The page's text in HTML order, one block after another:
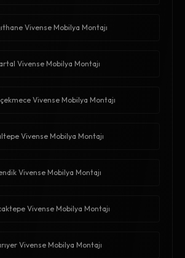
Vivense Mobilya Montajı
Vivense Mobilya Montajı
Vivense Mobilya Montajı
Vivense Mobilya Montajı
Vivense Mobilya Montajı
Vivense Mobilya Montajı
Vivense Mobilya Montajı